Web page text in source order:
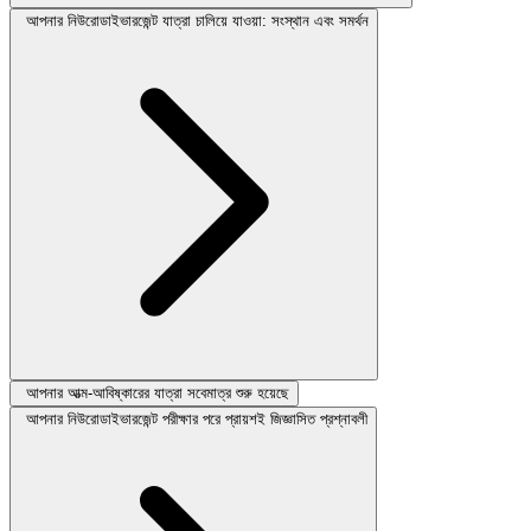
আপনার নিউরোডাইভারজেন্ট যাত্রা চালিয়ে যাওয়া: সংস্থান এবং সমর্থন
আপনার আত্ম-আবিষ্কারের যাত্রা সবেমাত্র শুরু হয়েছে
আপনার নিউরোডাইভারজেন্ট পরীক্ষার পরে প্রায়শই জিজ্ঞাসিত প্রশ্নাবলী